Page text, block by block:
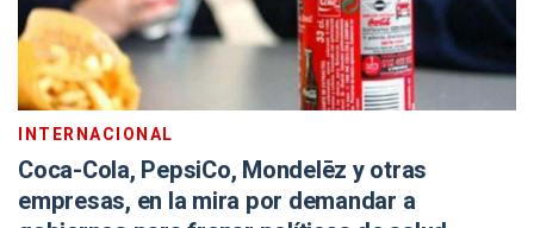
INTERNACIONAL
Coca-Cola, PepsiCo, Mondelēz y otras
empresas, en la mira por demandar a